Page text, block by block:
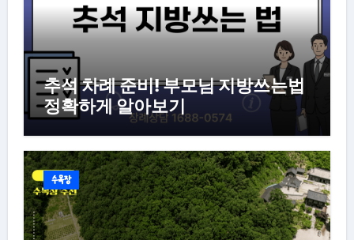
추석 차례 준비! 부모님 지방쓰는법
정확하게 알아보기
수목장